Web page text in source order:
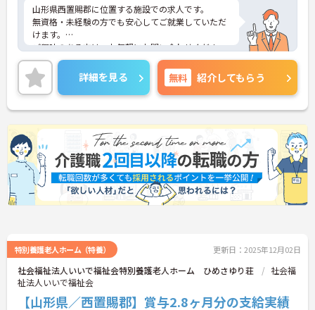
山形県西置賜郡に位置する施設での求人です。
無資格・未経験の方でも安心してご就業していただ
けます。
ご興味のある方は、お気軽にお問い合わせくださ
い。
詳細を見る 無料 紹介してもらう
特別養護老人ホーム（特養） 更新日：2025年12月02日
社会福祉法人いいで福祉会特別養護老人ホーム ひめさゆり荘
社会福
祉法人いいで福祉会
【山形県／西置賜郡】賞与2.8ヶ月分の支給実績